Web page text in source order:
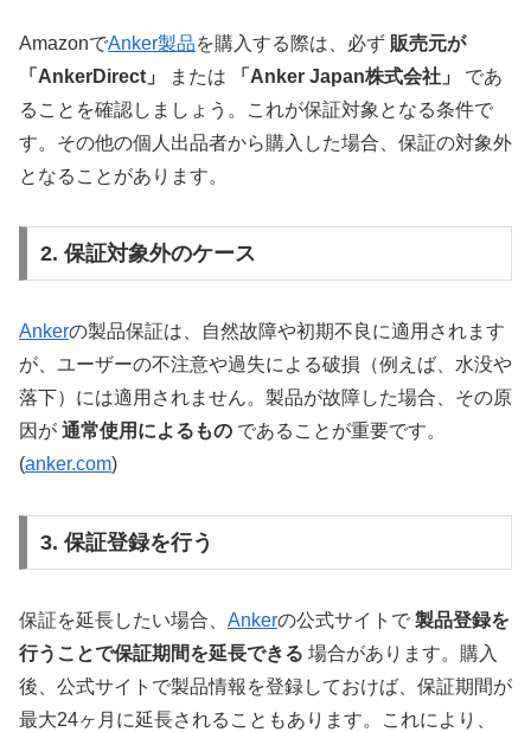
AmazonでAnker製品を購入する際は、必ず 販売元が
「AnkerDirect」
または 「Anker Japan株式会社」
であ
ることを確認しましょう。これが保証対象となる条件で
す。その他の個人出品者から購入した場合、保証の対象外
となることがあります。
2. 保証対象外のケース
Ankerの製品保証は、自然故障や初期不良に適用されます
が、ユーザーの不注意や過失による破損（例えば、水没や
落下）には適用されません。製品が故障した場合、その原
因が 通常使用によるもの であることが重要です。
(anker.com)
3. 保証登録を行う
保証を延長したい場合、 Ankerの公式サイトで 製品登録を
行うことで保証期間を延長できる 場合があります。購入
後、公式サイトで製品情報を登録しておけば、保証期間が
最大24ヶ月に延長されることもあります。これにより、